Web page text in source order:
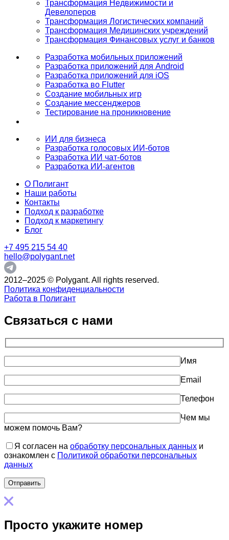
Трансформация Недвижимости и
Девелоперов
Трансформация Логистических компаний
Трансформация Медицинских учреждений
Трансформация Финансовых услуг и банков
Разработка мобильных приложений
Разработка приложений для Android
Разработка приложений для iOS
Разработка во Flutter
Создание мобильных игр
Создание мессенджеров
Тестирование на проникновение
ИИ для бизнеса
Разработка голосовых ИИ-ботов
Разработка ИИ чат-ботов
Разработка ИИ-агентов
О Полигант
Наши работы
Контакты
Подход к разработке
Подход к маркетингу
Блог
+7 495 215 54 40
hello@polygant.net
2012–2025 © Polygant. All rights reserved.
Политика конфиденциальности
Работа в Полигант
Связаться с нами
Имя
Email
Телефон
Чем мы
можем помочь Вам?
Я согласен на обработку персональных данных и
ознакомлен с Политикой обработки персональных
данных
Просто укажите номер